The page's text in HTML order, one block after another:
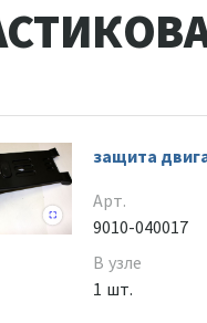
защита
Арт.
9010-040017
В узле
1 шт.